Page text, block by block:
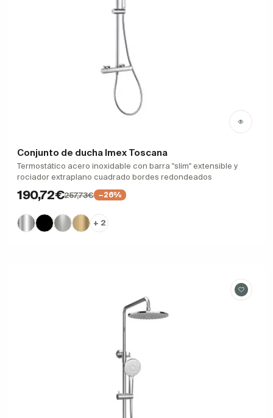
Conjunto de ducha Imex Toscana
Termostático acero inoxidable con barra "slim" extensible y
rociador extraplano cuadrado bordes redondeados
190,72€257,73€ −26%
+ 2